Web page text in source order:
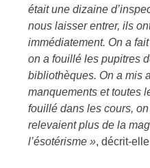
était une dizaine
nous laisser entrer, ils
immédiatement. On a
on a fouillé les pupitres
bibliothèques. On a mis
manquements et toutes
fouillé dans les cours,
relevaient plus de la
l’ésotérisme », décrit-